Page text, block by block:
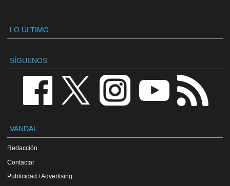
LO ÚLTIMO
SÍGUENOS
VANDAL
Redacción
Contactar
Publicidad / Advertising